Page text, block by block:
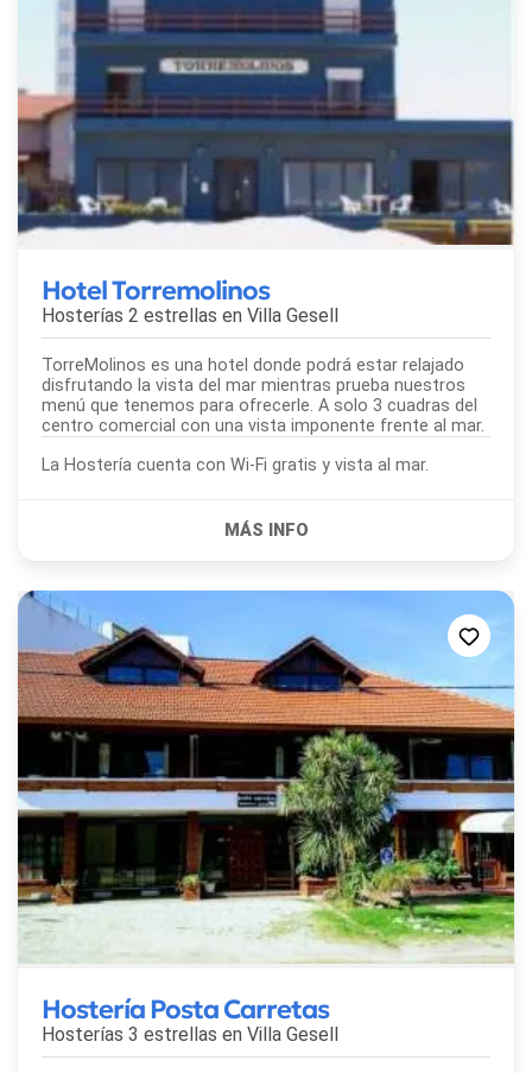
Hotel Torremolinos
Hosterías 2 estrellas en Villa Gesell
TorreMolinos es una hotel donde podrá estar relajado
disfrutando la vista del mar mientras prueba nuestros
menú que tenemos para ofrecerle. A solo 3 cuadras del
centro comercial con una vista imponente frente al mar.
La Hostería cuenta con Wi-Fi gratis y vista al mar.
Hostería Posta Carretas
Hosterías 3 estrellas en Villa Gesell